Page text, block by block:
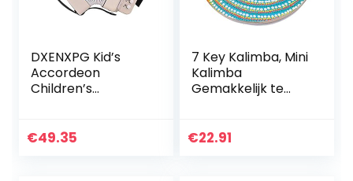
DXENXPG Kid’s
Accordeon
Children’s
Verlichting
€49.35
7 Key Kalimba, Mini
Kalimba
Gemakkelijk te
Verstelbare Duim
€22.91